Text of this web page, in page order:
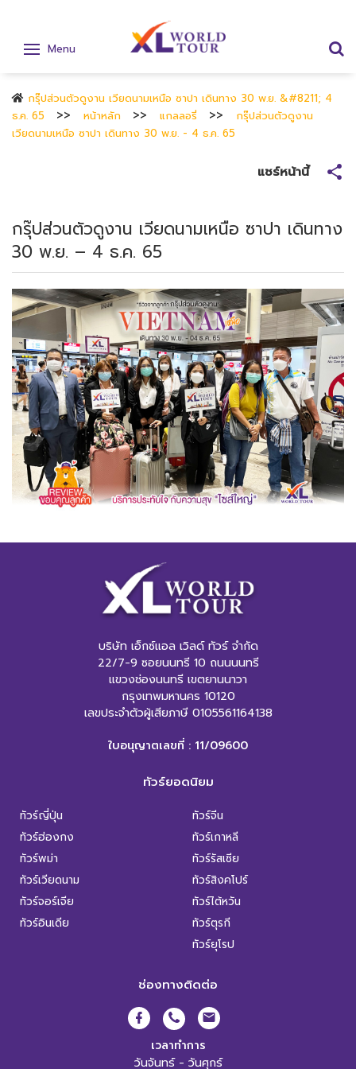
Menu
กรุ๊ปส่วนตัวดูงาน เวียดนามเหนือ ซาปา เดินทาง 30 พ.ย. &#8211; 4
ธ.ค. 65
หน้าหลัก แกลลอรี่
กรุ๊ปส่วนตัวดูงาน
เวียดนามเหนือ ซาปา เดินทาง 30 พ.ย. - 4 ธ.ค. 65
แชร์หน้านี้
กรุ๊ปส่วนตัวดูงาน เวียดนามเหนือ ซาปา เดินทาง
30 พ.ย. – 4 ธ.ค. 65
บริษัท เอ็กซ์แอล เวิลด์ ทัวร์ จำกัด
22/7-9 ซอยนนทรี 10 ถนนนนทรี
แขวงช่องนนทรี เขตยานนาวา
กรุงเทพมหานคร 10120
เลขประจำตัวผู้เสียภาษี 0105561164138
ใบอนุญาตเลขที่ : 11/09600
ทัวร์ยอดนิยม
ทัวร์ญี่ปุ่น
ทัวร์ฮ่องกง
ทัวร์พม่า
ทัวร์เวียดนาม
ทัวร์จอร์เจีย
ทัวร์อินเดีย
ทัวร์จีน
ทัวร์เกาหลี
ทัวร์รัสเซีย
ทัวร์สิงคโปร์
ทัวร์ไต้หวัน
ทัวร์ตุรกี
ทัวร์ยุโรป
ช่องทางติดต่อ
เวลาทำการ
วันจันทร์ - วันศุกร์